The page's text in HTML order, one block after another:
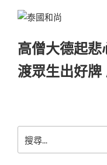
高僧大德起
渡眾生出好
尋